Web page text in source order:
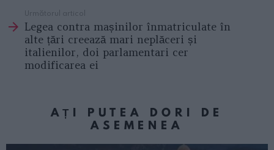
Următorul articol
Legea contra mașinilor înmatriculate în
alte țări creează mari neplăceri și
italienilor, doi parlamentari cer
modificarea ei
AȚI PUTEA DORI DE
ASEMENEA